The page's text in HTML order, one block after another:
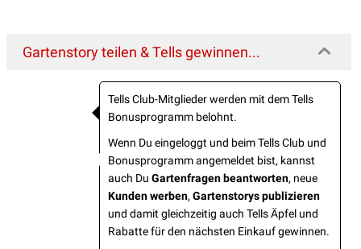
Gartenstory teilen & Tells gewinnen...
Tells Club-Mitglieder werden mit dem Tells
Bonusprogramm belohnt.
Wenn Du eingeloggt und beim Tells Club und
Bonusprogramm angemeldet bist, kannst
auch Du Gartenfragen beantworten, neue
Kunden werben, Gartenstorys publizieren
und damit gleichzeitig auch Tells Äpfel und
Rabatte für den nächsten Einkauf gewinnen.